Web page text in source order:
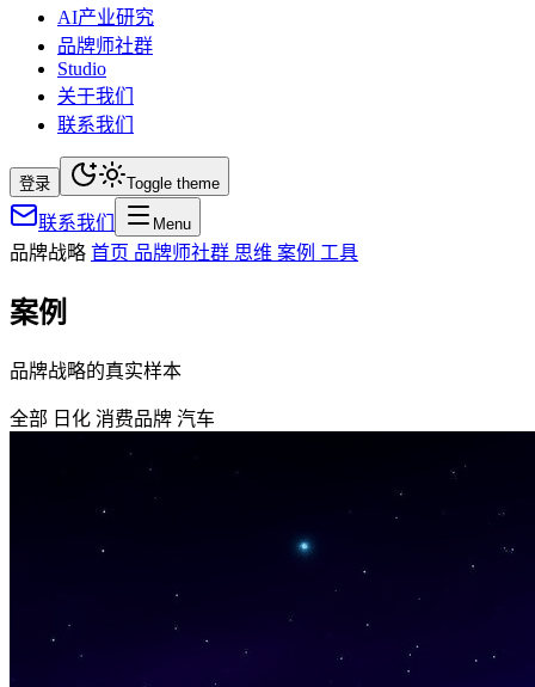
AI产业研究
品牌师社群
Studio
关于我们
联系我们
登录 Toggle theme
联系我们 Menu
品牌战略 首页 品牌师社群 思维 案例 工具
案例
品牌战略的真实样本
全部 日化 消费品牌 汽车